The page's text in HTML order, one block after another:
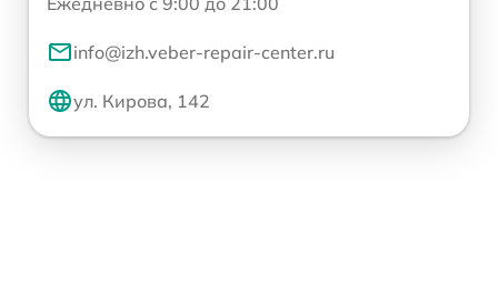
info@izh.veber-repair-center.ru
ул. Кирова, 142